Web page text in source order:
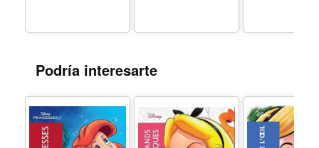
Book to
Podría interesarte